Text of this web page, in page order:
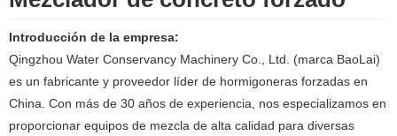
Introducción de la empresa:
Qingzhou Water Conservancy Machinery Co., Ltd. (marca BaoLai)
es un fabricante y proveedor líder de hormigoneras forzadas en
China. Con más de 30 años de experiencia, nos especializamos en
proporcionar equipos de mezcla de alta calidad para diversas